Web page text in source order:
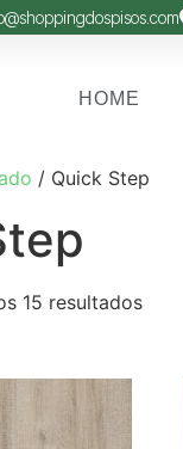
HOME
/ Quick Step
15 resultados